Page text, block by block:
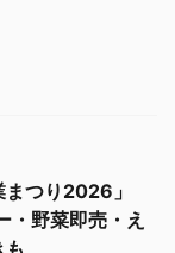
まつり2026」
野菜即売・え